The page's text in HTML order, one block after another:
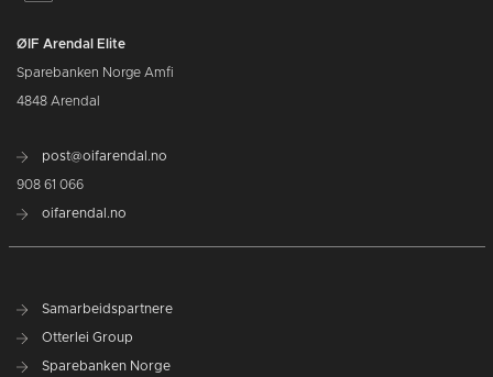
ØIF Arendal Elite
Sparebanken Norge Amfi
4848 Arendal
post@oifarendal.no
908 61 066
oifarendal.no
Samarbeidspartnere
Otterlei Group
Sparebanken Norge